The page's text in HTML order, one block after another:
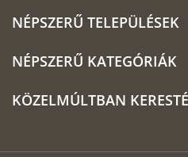
NÉPSZERŰ TELEPÜLÉSEK
NÉPSZERŰ KATEGÓRIÁK
KÖZELMÚLTBAN